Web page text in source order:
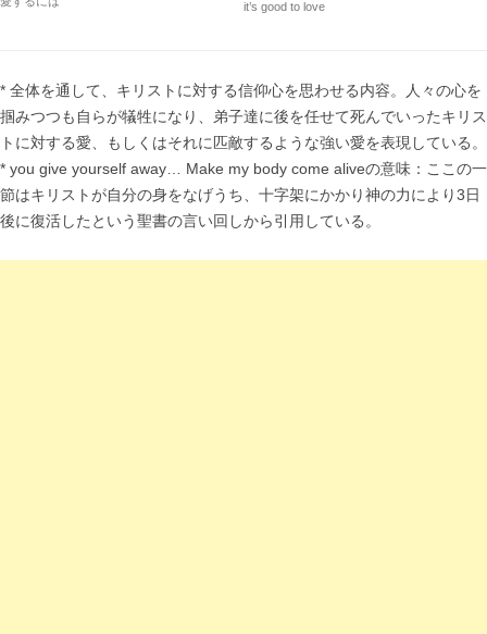
it’s good to love
* 全体を通して、キリストに対する信仰心を思わせる内容。人々の心を
掴みつつも自らが犠牲になり、弟子達に後を任せて死んでいったキリス
トに対する愛、もしくはそれに匹敵するような強い愛を表現している。
* you give yourself away… Make my body come aliveの意味：ここの一
節はキリストが自分の身をなげうち、十字架にかかり神の力により3日
後に復活したという聖書の言い回しから引用している。